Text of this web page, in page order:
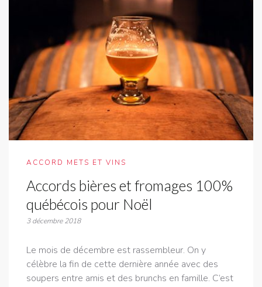
ACCORD METS ET VINS
Accords bières et fromages 100%
québécois pour Noël
3 décembre 2018
Le mois de décembre est rassembleur. On y
célèbre la fin de cette dernière année avec des
soupers entre amis et des brunchs en famille. C’est